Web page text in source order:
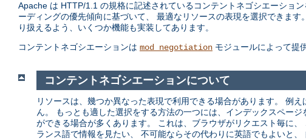
Apache は HTTP/1.1 の規格に記述されているコンテントネゴシエーショ
ーディングの優先傾向に基づいて、 最適なリソースの表現を選択できま
り扱えるよう、いくつか機能も実装してあります。
コンテントネゴシエーションは mod_negotiation モジュールによって提
コンテントネゴシエーションについて
リソースは、幾つか異なった表現で利用できる場合があります。 例
ん。 もっとも適した選択をする方法の一つには、インデックスペー
ができる場合が多くあります。 これは、ブラウザがリクエスト毎に
ランス語で情報を見たい、 不可能ならその代わりに英語でもよいと